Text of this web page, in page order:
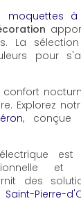
moquettes à
La
pour
confort
Explorez
, conçue
et
des
Pierre-